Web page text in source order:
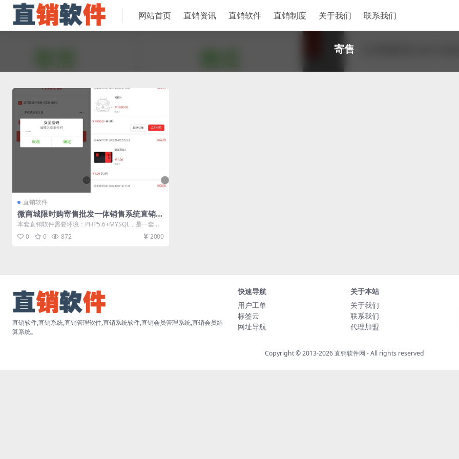
网站首页 直销资讯 直销软件 直销制度 关于我们 联系我们
寄售
直销软件
微商城限时购寄售批发一体销售系统直销软
件 直销系统 直销管理软件
本套直销软件需要环境：PHP5.6+MYSQL，是一套微
商城限时购寄售批发一体销...
0 0 872 2000
直销软件,直销系统,直销管理软件,直销系统软件,直销会员管理系统,直销会员结
算系统。
快速导航
用户工单
标签云
网址导航
关于本站
关于我们
联系我们
代理加盟
Copyright © 2013-2026直销软件网 - All rights reserved